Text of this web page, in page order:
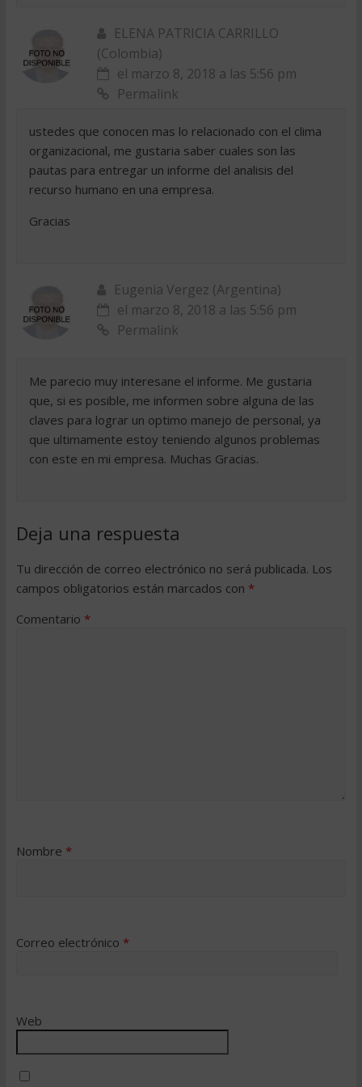
ELENA PATRICIA CARRILLO
(Colombia)
el marzo 8, 2018 a las 5:56 pm
Permalink
ustedes que conocen mas lo relacionado con el clima
organizacional, me gustaria saber cuales son las
pautas para entregar un informe del analisis del
recurso humano en una empresa.
Gracias
Eugenia Vergez (Argentina)
el marzo 8, 2018 a las 5:56 pm
Permalink
Me parecio muy interesane el informe. Me gustaria
que, si es posible, me informen sobre alguna de las
claves para lograr un optimo manejo de personal, ya
que ultimamente estoy teniendo algunos problemas
con este en mi empresa. Muchas Gracias.
Deja una respuesta
Tu dirección de correo electrónico no será publicada. Los
campos obligatorios están marcados con *
Comentario *
Nombre *
Correo electrónico *
Web